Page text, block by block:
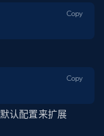
Copy
Copy
认配置来扩展